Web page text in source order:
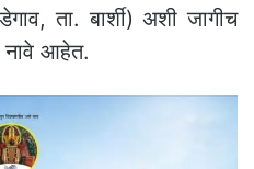
ता. बार्शी) अशी जागीच
नावे आहेत.